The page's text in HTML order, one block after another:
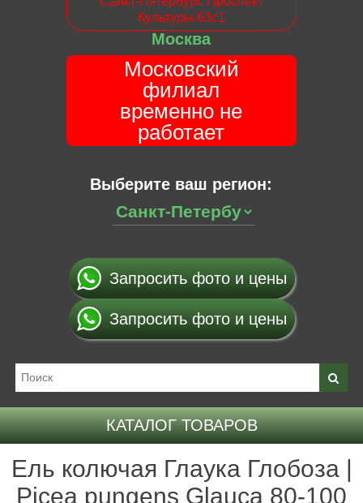
Культуры 63с1
Москва
Московский
филиал
временно не
работает
Выберите ваш регион:
Запросить фото и цены
Запросить фото и цены
КАТАЛОГ ТОВАРОВ
Ель колючая Глаука Глобоза |
Picea pungens Glauca 80-100